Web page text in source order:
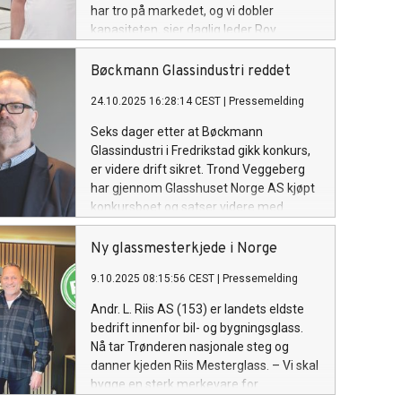
har tro på markedet, og vi dobler
kapasiteten, sier daglig leder Roy
Rakvåg.
Bøckmann Glassindustri reddet
24.10.2025 16:28:14 CEST Pressemelding
Seks dager etter at Bøckmann
Glassindustri i Fredrikstad gikk konkurs,
er videre drift sikret. Trond Veggeberg
har gjennom Glasshuset Norge AS kjøpt
konkursboet og satser videre med
ansatte og lokaler.
Ny glassmesterkjede i Norge
9.10.2025 08:15:56 CEST Pressemelding
Andr. L. Riis AS (153) er landets eldste
bedrift innenfor bil- og bygningsglass.
Nå tar Trønderen nasjonale steg og
danner kjeden Riis Mesterglass. – Vi skal
bygge en sterk merkevare for